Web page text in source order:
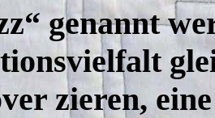
genannt
zieren,